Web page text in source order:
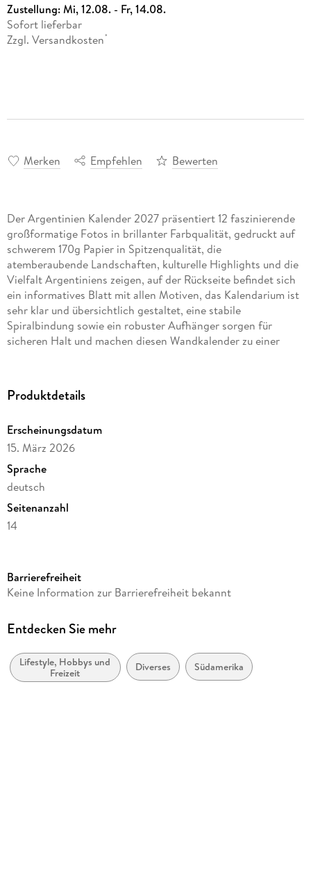
Zustellung:Mi, 12.08. - Fr, 14.08.
Sofort lieferbar
Zzgl. Versandkosten *
Merken Empfehlen Bewerten
Der Argentinien Kalender 2027 präsentiert 12 faszinierende
großformatige Fotos in brillanter Farbqualität, gedruckt auf
schwerem 170g Papier in Spitzenqualität, die
atemberaubende Landschaften, kulturelle Highlights und die
Vielfalt Argentiniens zeigen, auf der Rückseite befindet sich
ein informatives Blatt mit allen Motiven, das Kalendarium ist
sehr klar und übersichtlich gestaltet, eine stabile
Spiralbindung sowie ein robuster Aufhänger sorgen für
sicheren Halt und machen diesen Wandkalender zu einer
Produktdetails
Erscheinungsdatum
15. März 2026
Sprache
deutsch
Seitenanzahl
14
Produktart
Gewicht
Größe (L/B/H)
350/500/10 mm
Barrierefreiheit
Keine Information zur Barrierefreiheit bekannt
Entdecken Sie mehr
Lifestyle, Hobbys und
Freizeit
Diverses Südamerika